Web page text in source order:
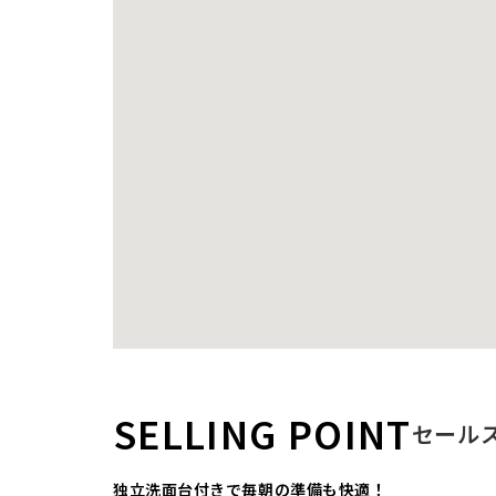
SELLING POINTセール
独立洗面台付きで毎朝の準備も快適！